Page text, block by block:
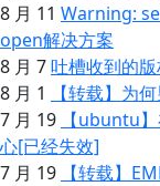
8 月 11 Warning:
open解决方案
8 月 7吐槽收到的
8 月 1
【转载】为
7 月 19
【ubuntu
心[已经失效]
7 月 19
【转载】